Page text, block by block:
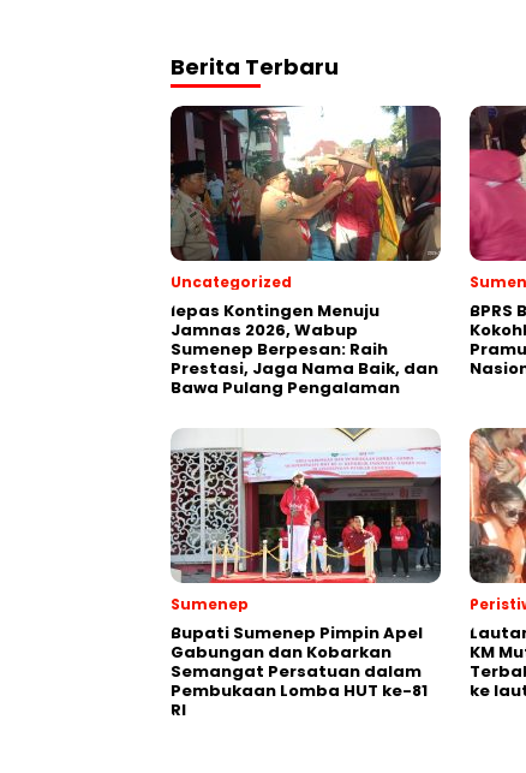
Berita Terbaru
Uncategorized
lepas Kontingen Menuju
Jamnas 2026, Wabup
Sumenep Berpesan: Raih
Prestasi, Jaga Nama Baik, dan
Bawa Pulang Pengalaman
BPRS
Sumenep
Bupati Sumenep Pimpin Apel
Gabungan dan Kobarkan
Semangat Persatuan dalam
Pembukaan Lomba HUT ke-81
RI
KM
ke